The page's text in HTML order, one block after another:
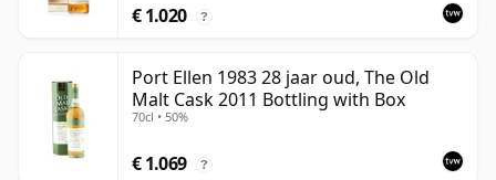
€ 1.020 ?
Port Ellen 1983 28 jaar oud, The Old
Malt Cask 2011 Bottling with Box
70cl • 50%
€ 1.069 ?